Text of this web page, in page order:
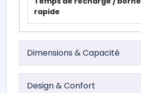
rapide
Dimensions & Capacité
Design & Confort